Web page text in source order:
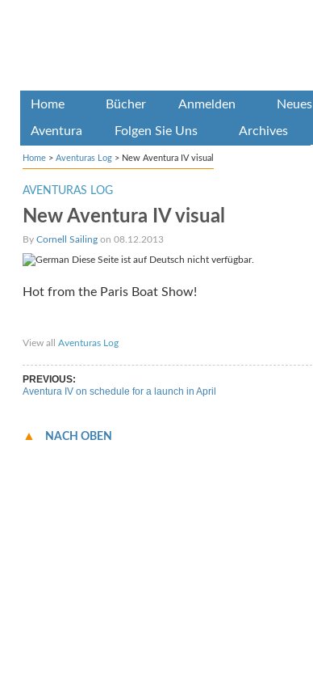
Home Bücher Anmelden Neues
Aventura Folgen Sie Uns Archives
Home> Aventuras Log> New Aventura IV visual
AVENTURAS LOG
New Aventura IV visual
By Cornell Sailingon 08.12.2013
Diese Seite ist auf Deutsch nicht verfügbar.
Hot from the Paris Boat Show!
View all Aventuras Log
PREVIOUS:
Aventura IV on schedule for a launch in April
NACH OBEN